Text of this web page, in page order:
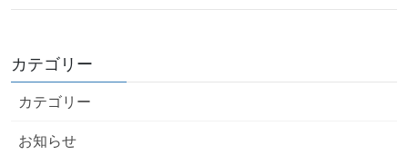
カテゴリー
カテゴリー
お知らせ